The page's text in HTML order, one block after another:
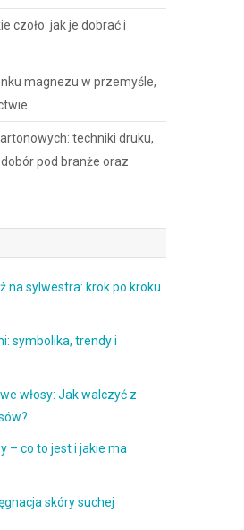
czoło: jak je dobrać i
magnezu w przemyśle,
techniki druku,
pod branże oraz
na sylwestra: krok po kroku
symbolika, trendy i
włosy: Jak walczyć z
– co to jest i jakie ma
skóry suchej